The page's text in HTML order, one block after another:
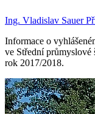
Ing. Vladislav Sauer
Informace o
ve Střední
rok 2017/2018.